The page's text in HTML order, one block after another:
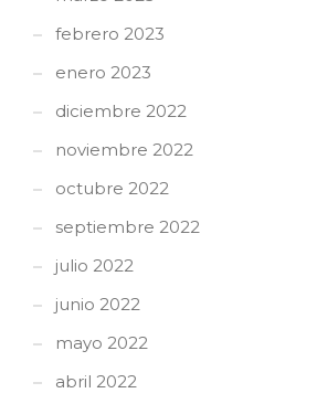
febrero 2023
enero 2023
diciembre 2022
noviembre 2022
octubre 2022
septiembre 2022
julio 2022
junio 2022
mayo 2022
abril 2022